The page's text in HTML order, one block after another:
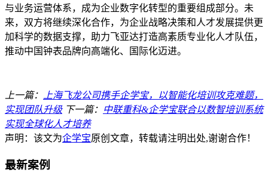
与业务运营体系，成为企业数字化转型的重要组成部分。未
来，双方将继续深化合作，为企业战略决策和人才发展提供更
加科学的数据支撑，助力飞亚达打造高素质专业化人才队伍，
推动中国钟表品牌向高端化、国际化迈进。
上一篇：
上海飞龙公司携手企学宝，以智能化培训攻克难题，
实现团队升级 下一篇： 中联重科&企学宝联合以数智培训系统
实现全球化人才培养
声明：该文为企学宝原创文章，转载请注明出处,谢谢合作！
最新案例